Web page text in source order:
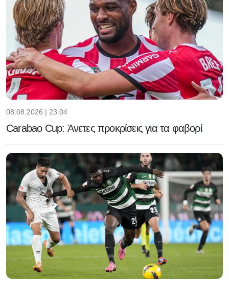
08.08.2026 | 23:04
Carabao Cup: Άνετες προκρίσεις για τα φαβορί